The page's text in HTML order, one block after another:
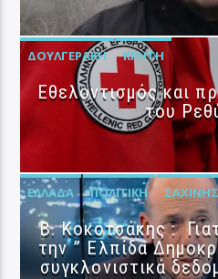
ΔΟΥΛΓΕΡΆΚΗ ΚΡΉΤΗ
Εθελοντισμός και
του
ΕΛΛΆΔΑ ΠΟΛΙΤΙΚΉ
Β. Κοκοτσάκης :
την ” Ελπίδα
συγκλονιστικά